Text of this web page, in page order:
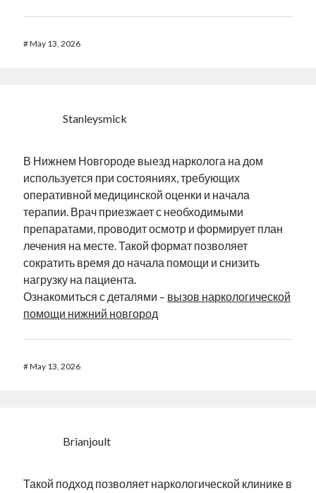
#May 13, 2026
Stanleysmick
В Нижнем Новгороде выезд нарколога на дом
используется при состояниях, требующих
оперативной медицинской оценки и начала
терапии. Врач приезжает с необходимыми
препаратами, проводит осмотр и формирует план
лечения на месте. Такой формат позволяет
сократить время до начала помощи и снизить
нагрузку на пациента.
Ознакомиться с деталями – вызов наркологической
помощи нижний новгород
#May 13, 2026
Brianjoult
Такой подход позволяет наркологической клинике в